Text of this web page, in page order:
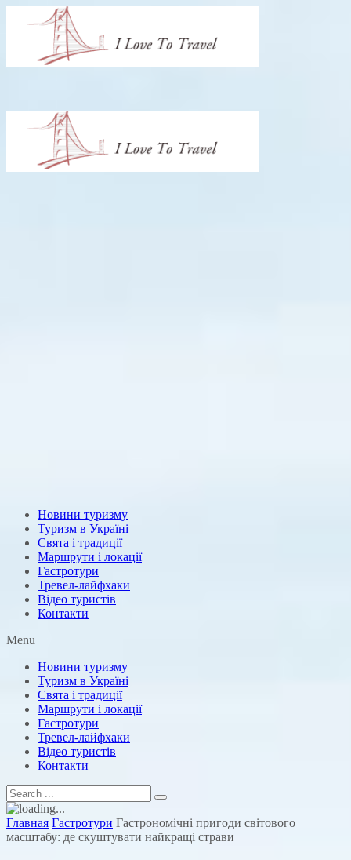
Новини туризму
Туризм в Україні
Свята і традиції
Маршрути і локації
Гастротури
Тревел-лайфхаки
Відео туристів
Контакти
Menu
Новини туризму
Туризм в Україні
Свята і традиції
Маршрути і локації
Гастротури
Тревел-лайфхаки
Відео туристів
Контакти
Главная Гастротури Гастрономічні пригоди світового
масштабу: де скуштувати найкращі страви